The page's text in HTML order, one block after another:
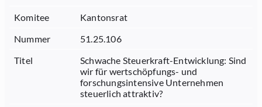
Komitee
Kantonsrat
Nummer
51.25.106
Titel
Schwache Steuerkraft-Entwicklung: Sind
wir für wertschöpfungs- und
forschungsintensive Unternehmen
steuerlich attraktiv?